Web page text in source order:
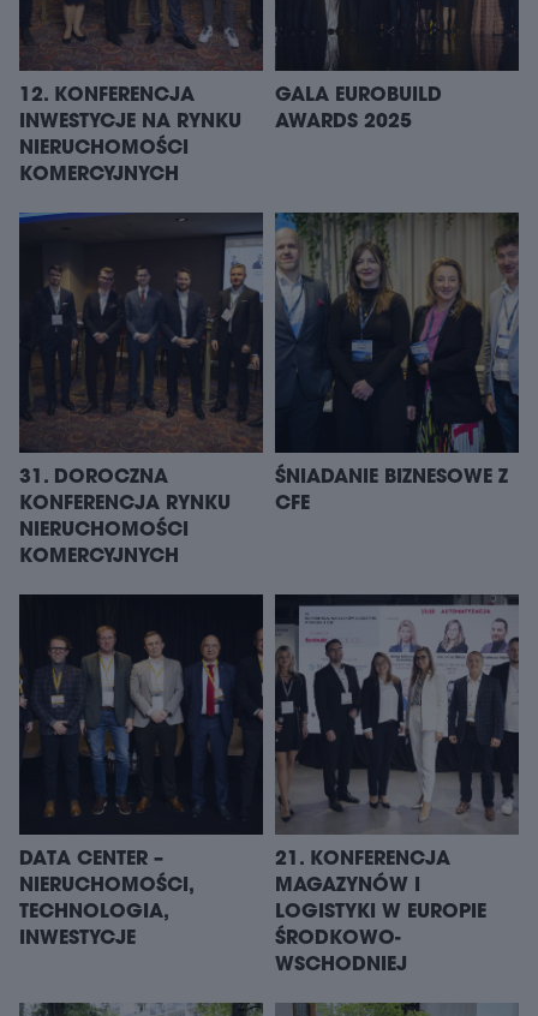
12. KONFERENCJA
INWESTYCJE NA RYNKU
NIERUCHOMOŚCI
KOMERCYJNYCH
GALA EUROBUILD
AWARDS 2025
31. DOROCZNA
KONFERENCJA RYNKU
NIERUCHOMOŚCI
KOMERCYJNYCH
ŚNIADANIE BIZNESOWE Z
CFE
DATA CENTER –
NIERUCHOMOŚCI,
TECHNOLOGIA,
INWESTYCJE
21. KONFERENCJA
MAGAZYNÓW I
LOGISTYKI W EUROPIE
ŚRODKOWO-
WSCHODNIEJ